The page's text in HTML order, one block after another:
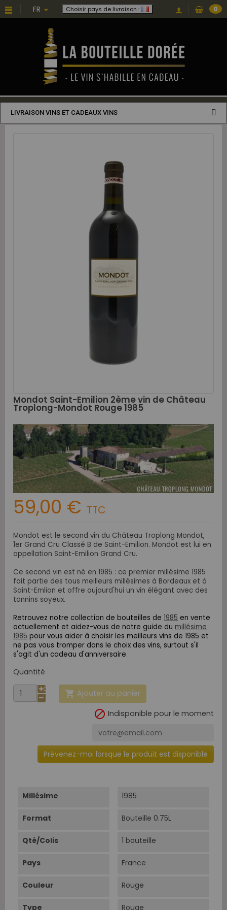
FR Choisir pays de livraison : 0
LIVRAISON VINS ET CADEAUX VINS
Mondot Saint-Emilion 2ème vin de Château
Troplong-Mondot Rouge 1985
59,00 € TTC
Mondot est le second vin du Château Troplong Mondot,
1er Grand Cru Classé B de Saint-Emilion. Mondot est lui en
appellation Saint-Emilion Grand Cru.
Ce second vin est né en 1985 : ce premier millésime 1985
fait partie des tous meilleurs millésimes à Bordeaux et à
Saint-Emlion et offre aujourd'hui un vin élégant avec des
tannins soyeux.
Retrouvez notre collection de bouteilles de 1985 en vente
actuellement et aidez-vous de notre guide du millésime
1985 pour vous aider à choisir les meilleurs vins de 1985 et
ne pas vous tromper dans le choix des vins, surtout s'il
s'agit d'un cadeau d'anniversaire.
Quantité
 Ajouter au panier
 Indisponible pour le moment
Prévenez-moi lorsque le produit est disponible
Millésime 1985
Format Bouteille 0.75L
Qté/Colis 1 bouteille
Pays France
Couleur Rouge
Type Rouge